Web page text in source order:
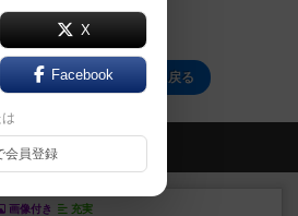
イン/無料会員登録
ンギャングスタのトップに戻る
の新しい投稿
画像付き 充実
X
Facebook
会員登録